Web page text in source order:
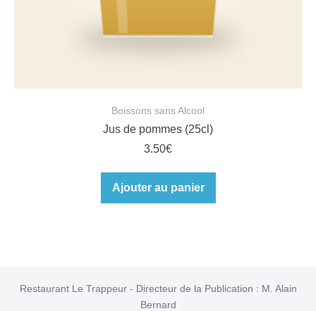
Boissons sans Alcool
Jus de pommes (25cl)
3.50€
Ajouter au panier
Restaurant Le Trappeur - Directeur de la Publication : M. Alain
Bernard